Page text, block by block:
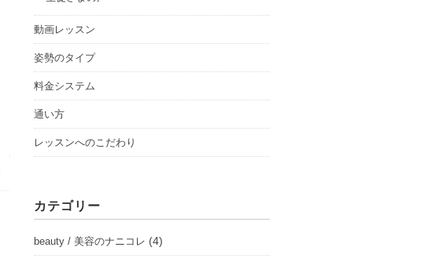
動画レッスン
姿勢のタイプ
料金システム
通い方
レッスンへのこだわり
カテゴリー
beauty / 美容のナニコレ (4)